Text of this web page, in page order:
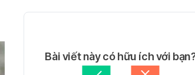
Bài viết này có hữu ích với